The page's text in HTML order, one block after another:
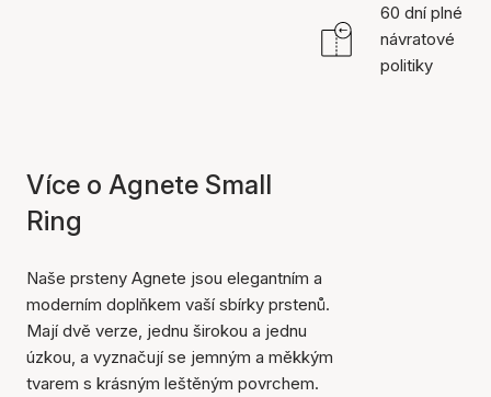
60 dní plné
návratové
politiky
Více o Agnete Small
Ring
Naše prsteny Agnete jsou elegantním a
moderním doplňkem vaší sbírky prstenů.
Mají dvě verze, jednu širokou a jednu
úzkou, a vyznačují se jemným a měkkým
tvarem s krásným leštěným povrchem.